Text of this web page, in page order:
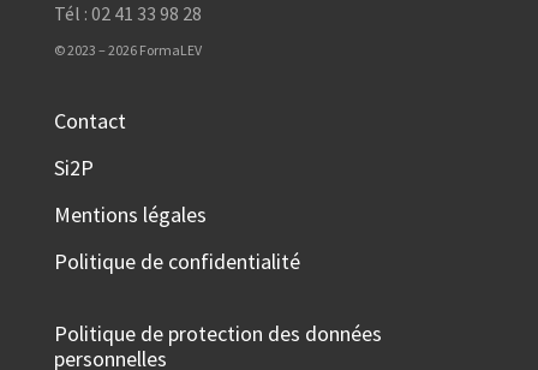
Tél : 02 41 33 98 28
© 2023 – 2026 FormaLEV
Contact
Si2P
Mentions légales
Politique de confidentialité
Politique de protection des données
personnelles